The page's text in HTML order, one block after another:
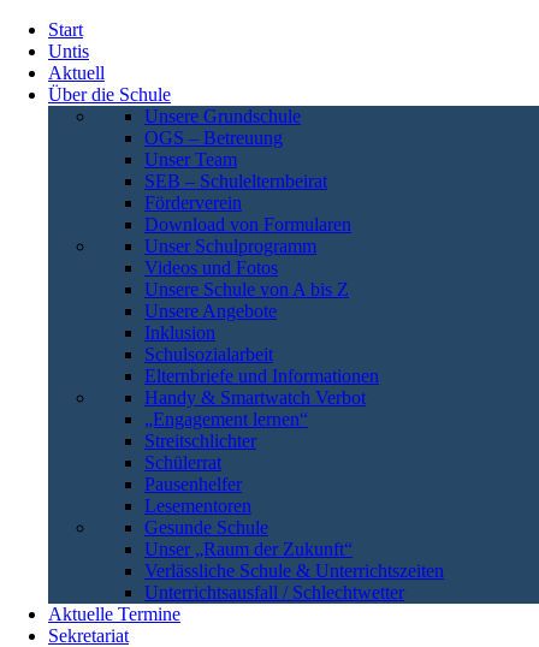
Start
Untis
Aktuell
Über die Schule
Unsere Grundschule
OGS – Betreuung
Unser Team
SEB – Schulelternbeirat
Förderverein
Download von Formularen
Unser Schulprogramm
Videos und Fotos
Unsere Schule von A bis Z
Unsere Angebote
Inklusion
Schulsozialarbeit
Elternbriefe und Informationen
Handy & Smartwatch Verbot
„Engagement lernen“
Streitschlichter
Schülerrat
Pausenhelfer
Lesementoren
Gesunde Schule
Unser „Raum der Zukunft“
Verlässliche Schule & Unterrichtszeiten
Unterrichtsausfall / Schlechtwetter
Aktuelle Termine
Sekretariat